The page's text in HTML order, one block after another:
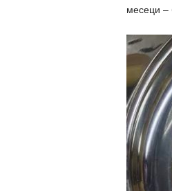
месеци –